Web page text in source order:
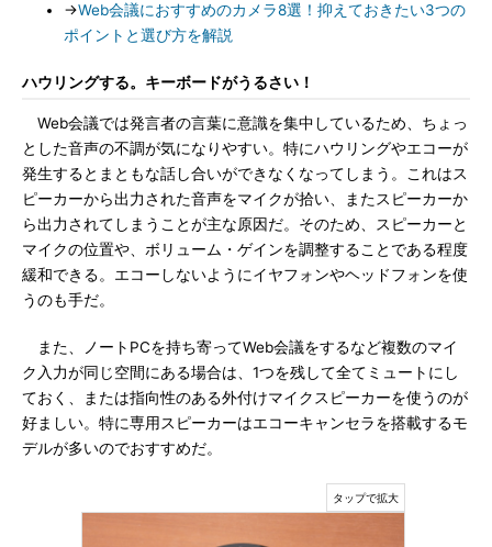
→Web会議におすすめのカメラ8選！抑えておきたい3つの
ポイントと選び方を解説
ハウリングする。キーボードがうるさい！
Web会議では発言者の言葉に意識を集中しているため、ちょっ
とした音声の不調が気になりやすい。特にハウリングやエコーが
発生するとまともな話し合いができなくなってしまう。これはス
ピーカーから出力された音声をマイクが拾い、またスピーカーか
ら出力されてしまうことが主な原因だ。そのため、スピーカーと
マイクの位置や、ボリューム・ゲインを調整することである程度
緩和できる。エコーしないようにイヤフォンやヘッドフォンを使
うのも手だ。
また、ノートPCを持ち寄ってWeb会議をするなど複数のマイ
ク入力が同じ空間にある場合は、1つを残して全てミュートにし
ておく、または指向性のある外付けマイクスピーカーを使うのが
好ましい。特に専用スピーカーはエコーキャンセラを搭載するモ
デルが多いのでおすすめだ。